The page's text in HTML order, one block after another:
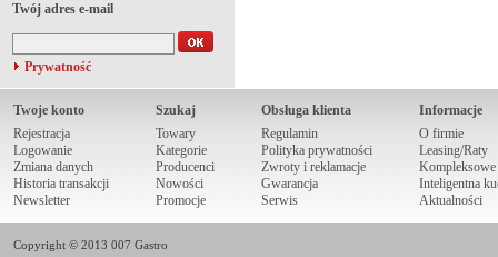
Twój adres e-mail
Prywatność
Twoje konto
Rejestracja
Logowanie
Zmiana danych
Historia transakcji
Newsletter
Szukaj
Towary
Kategorie
Producenci
Nowości
Promocje
Obsługa klienta
Regulamin
Polityka prywatności
Zwroty i reklamacje
Gwarancja
Serwis
Informacje
O firmie
Leasing/Raty
Kompleksowe
Inteligentna
Aktualności
Copyright © 2013 007 Gastro